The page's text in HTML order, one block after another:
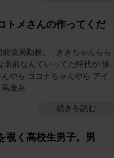
トメさんの作ってくだ
前薬局勤務。 ききちゃんらら
名前なんていってた時代が 懐
やら ココナちゃんやら アイ
鹿み
続きを読む
覗く高校生男子。男